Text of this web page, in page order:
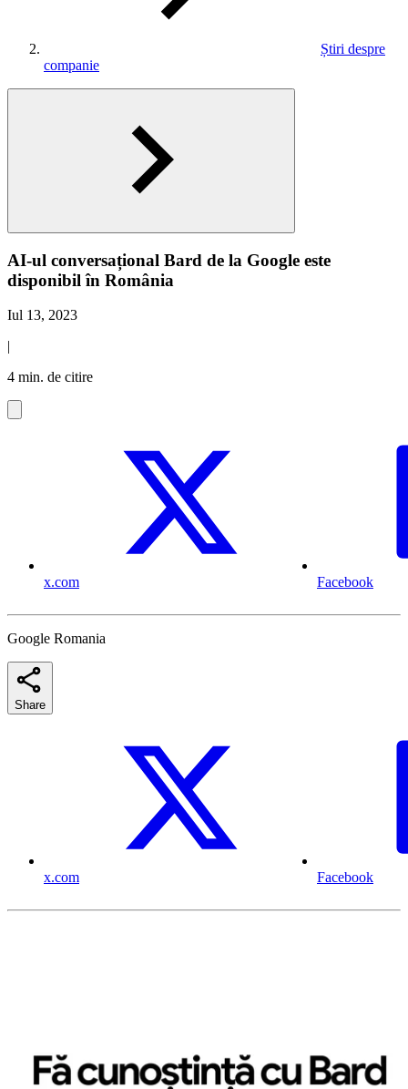
Știri despre
companie
AI-ul conversațional Bard de la Google este
disponibil în România
Iul 13, 2023
|
4 min. de citire
x.com Facebook
Google Romania
Share
x.com Facebook